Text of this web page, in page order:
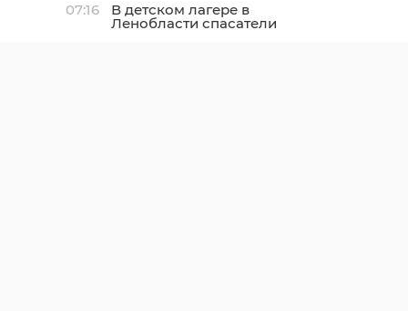
07:16 В детском лагере в
Ленобласти спасатели